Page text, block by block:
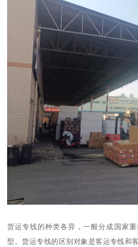
货运专线的种类各异，一般分成国家
型。货运专线的区别对象是客运专线和